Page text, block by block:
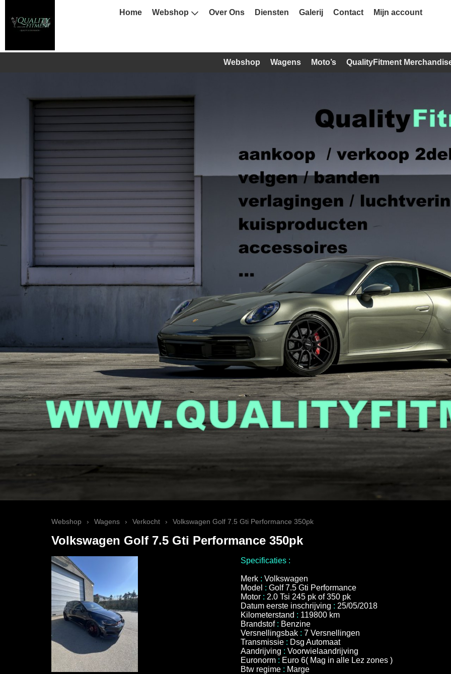
Home Webshop Over Ons Diensten Galerij Contact Mijn account
Webshop Wagens Moto’s QualityFitment
Webshop › Wagens › Verkocht › Volkswagen Golf 7.5 Gti Performance 350pk
Volkswagen Golf 7.5 Gti Performance 350pk
Specificaties :
Merk : Volkswagen
Model : Golf 7.5 Gti Performance
Motor : 2.0 Tsi 245 pk of 350 pk
Datum eerste inschrijving : 25/05/2018
Kilometerstand : 119800 km
Brandstof : Benzine
Versnellingsbak : 7 Versnellingen
Transmissie : Dsg Automaat
Aandrijving : Voorwielaandrijving
Euronorm : Euro 6( Mag in alle Lez zones )
Btw regime : Marge